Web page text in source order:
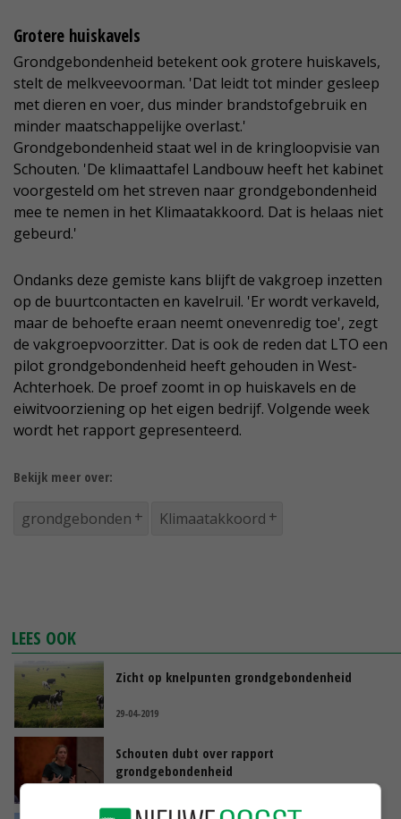
Grotere huiskavels
Grondgebondenheid betekent ook grotere huiskavels,
stelt de melkveevoorman. 'Dat leidt tot minder gesleep
met dieren en voer, dus minder brandstofgebruik en
minder maatschappelijke overlast.'
Grondgebondenheid staat wel in de kringloopvisie van
Schouten. 'De klimaattafel Landbouw heeft het kabinet
voorgesteld om het streven naar grondgebondenheid
mee te nemen in het Klimaatakkoord. Dat is helaas niet
gebeurd.'
Ondanks deze gemiste kans blijft de vakgroep inzetten
op de buurtcontacten en kavelruil. 'Er wordt verkaveld,
maar de behoefte eraan neemt onevenredig toe', zegt
de vakgroepvoorzitter. Dat is ook de reden dat LTO een
pilot grondgebondenheid heeft gehouden in West-
Achterhoek. De proef zoomt in op huiskavels en de
eiwitvoorziening op het eigen bedrijf. Volgende week
wordt het rapport gepresenteerd.
Bekijk meer over:
grondgebonden Klimaatakkoord
LEES OOK
Zicht op knelpunten grondgebondenheid
29-04-2019
Schouten dubt over rapport
grondgebondenheid